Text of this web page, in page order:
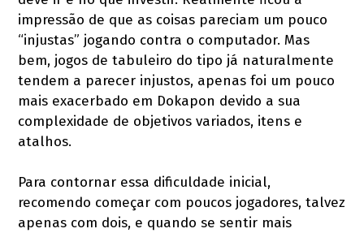
impressão de que as coisas pareciam um pouco
“injustas” jogando contra o computador. Mas
bem, jogos de tabuleiro do tipo já naturalmente
tendem a parecer injustos, apenas foi um pouco
mais exacerbado em Dokapon devido a sua
complexidade de objetivos variados, itens e
atalhos.
Para contornar essa dificuldade inicial,
recomendo começar com poucos jogadores, talvez
apenas com dois, e quando se sentir mais